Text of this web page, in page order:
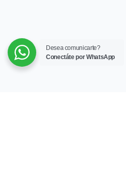
Desea comunicarte?
Conectáte por WhatsApp